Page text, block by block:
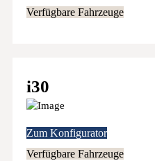
Verfügbare Fahrzeuge
i30
Zum Konfigurator
Verfügbare Fahrzeuge